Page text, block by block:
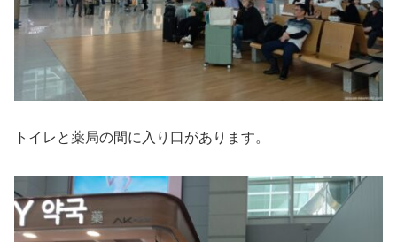
トイレと薬局の間に入り口があります。